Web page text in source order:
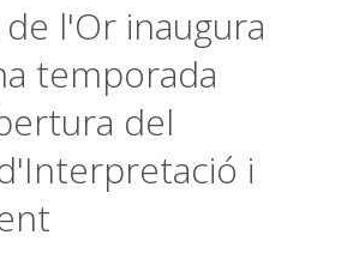
de l'Or inaugura
temporada
del
i